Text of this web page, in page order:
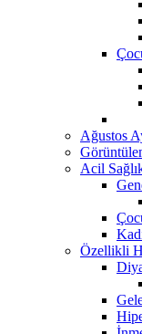
Ağustos
Acil
Özellikli